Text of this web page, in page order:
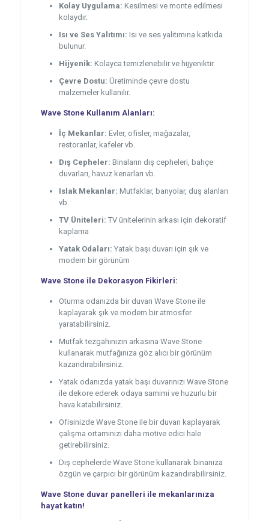
Kolay Uygulama: Kesilmesi ve monte edilmesi
kolaydır.
Isı ve Ses Yalıtımı: Isı ve ses yalıtımına katkıda
bulunur.
Hijyenik: Kolayca temizlenebilir ve hijyeniktir.
Çevre Dostu: Üretiminde çevre dostu
malzemeler kullanılır.
Wave Stone Kullanım Alanları:
İç Mekanlar: Evler, ofisler, mağazalar,
restoranlar, kafeler vb.
Dış Cepheler: Binaların dış cepheleri, bahçe
duvarları, havuz kenarları vb.
Islak Mekanlar: Mutfaklar, banyolar, duş alanları
vb.
TV Üniteleri: TV ünitelerinin arkası için dekoratif
kaplama
Yatak Odaları: Yatak başı duvarı için şık ve
modern bir görünüm
Wave Stone ile Dekorasyon Fikirleri:
Oturma odanızda bir duvarı Wave Stone ile
kaplayarak şık ve modern bir atmosfer
yaratabilirsiniz.
Mutfak tezgahınızın arkasına Wave Stone
kullanarak mutfağınıza göz alıcı bir görünüm
kazandırabilirsiniz.
Yatak odanızda yatak başı duvarınızı Wave Stone
ile dekore ederek odaya samimi ve huzurlu bir
hava katabilirsiniz.
Ofisinizde Wave Stone ile bir duvarı kaplayarak
çalışma ortamınızı daha motive edici hale
getirebilirsiniz.
Dış cephelerde Wave Stone kullanarak binanıza
özgün ve çarpıcı bir görünüm kazandırabilirsiniz.
Wave Stone duvar panelleri ile mekanlarınıza
hayat katın!